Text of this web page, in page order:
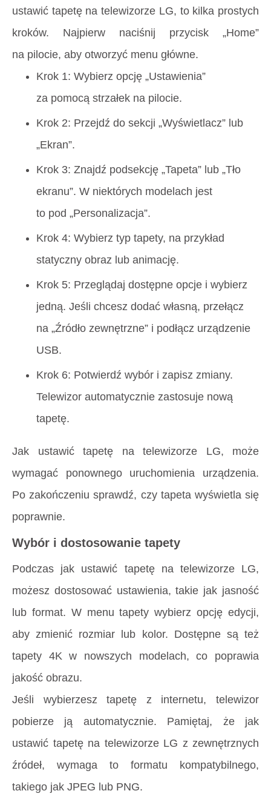
ustawić tapetę na telewizorze LG, to kilka prostych
kroków. Najpierw naciśnij przycisk „Home”
na pilocie, aby otworzyć menu główne.
Krok 1: Wybierz opcję „Ustawienia”
za pomocą strzałek na pilocie.
Krok 2: Przejdź do sekcji „Wyświetlacz” lub
„Ekran”.
Krok 3: Znajdź podsekcję „Tapeta” lub „Tło
ekranu”. W niektórych modelach jest
to pod „Personalizacja”.
Krok 4: Wybierz typ tapety, na przykład
statyczny obraz lub animację.
Krok 5: Przeglądaj dostępne opcje i wybierz
jedną. Jeśli chcesz dodać własną, przełącz
na „Źródło zewnętrzne” i podłącz urządzenie
USB.
Krok 6: Potwierdź wybór i zapisz zmiany.
Telewizor automatycznie zastosuje nową
tapetę.
Jak ustawić tapetę na telewizorze LG, może
wymagać ponownego uruchomienia urządzenia.
Po zakończeniu sprawdź, czy tapeta wyświetla się
poprawnie.
Wybór i dostosowanie tapety
Podczas jak ustawić tapetę na telewizorze LG,
możesz dostosować ustawienia, takie jak jasność
lub format. W menu tapety wybierz opcję edycji,
aby zmienić rozmiar lub kolor. Dostępne są też
tapety 4K w nowszych modelach, co poprawia
jakość obrazu.
Jeśli wybierzesz tapetę z internetu, telewizor
pobierze ją automatycznie. Pamiętaj, że jak
ustawić tapetę na telewizorze LG z zewnętrznych
źródeł, wymaga to formatu kompatybilnego,
takiego jak JPEG lub PNG.